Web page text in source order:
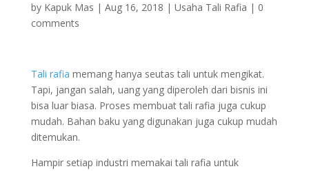
by Kapuk Mas | Aug 16, 2018 | Usaha Tali Rafia | 0
comments
Tali rafia memang hanya seutas tali untuk mengikat.
Tapi, jangan salah, uang yang diperoleh dari bisnis ini
bisa luar biasa. Proses membuat tali rafia juga cukup
mudah. Bahan baku yang digunakan juga cukup mudah
ditemukan.
Hampir setiap industri memakai tali rafia untuk